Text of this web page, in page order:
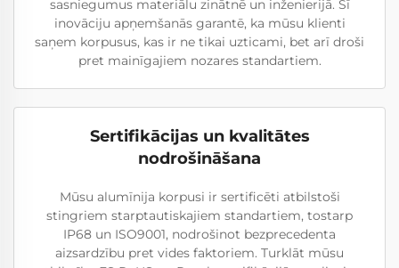
sasniegumus materiālu zinātnē un inženierijā. Šī
inovāciju apņemšanās garantē, ka mūsu klienti
saņem korpusus, kas ir ne tikai uzticami, bet arī droši
pret mainīgajiem nozares standartiem.
Sertifikācijas un kvalitātes
nodrošināšana
Mūsu alumīnija korpusi ir sertificēti atbilstoši
stingriem starptautiskajiem standartiem, tostarp
IP68 un ISO9001, nodrošinot bezprecedenta
aizsardzību pret vides faktoriem. Turklāt mūsu